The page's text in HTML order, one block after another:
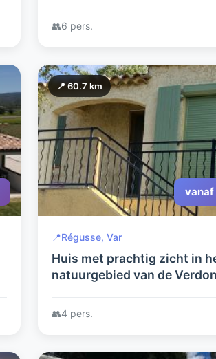
👥6 pers.
📍 60.7 km
vanaf
📍Régusse, Var
Huis met prachtig zicht in
natuurgebied van de
👥4 pers.